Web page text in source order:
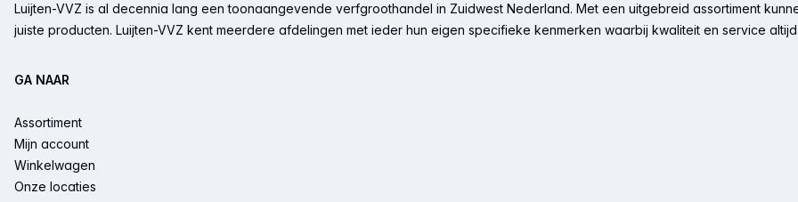
Luijten-VVZ is al decennia lang een toonaangevende verfgroothandel in Zuidwest Nederland. Met een uitgebreid assortiment
juiste producten. Luijten-VVZ kent meerdere afdelingen met ieder hun eigen specifieke kenmerken waarbij kwaliteit en service
GA NAAR
Assortiment
Mijn account
Winkelwagen
Onze locaties